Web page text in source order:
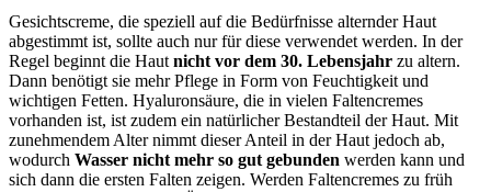
Gesichtscreme, die speziell auf die Bedürfnisse alternder Haut
abgestimmt ist, sollte auch nur für diese verwendet werden. In der
Regel beginnt die Haut nicht vor dem 30. Lebensjahr zu altern.
Dann benötigt sie mehr Pflege in Form von Feuchtigkeit und
wichtigen Fetten. Hyaluronsäure, die in vielen Faltencremes
vorhanden ist, ist zudem ein natürlicher Bestandteil der Haut. Mit
zunehmendem Alter nimmt dieser Anteil in der Haut jedoch ab,
wodurch Wasser nicht mehr so gut gebunden werden kann und
sich dann die ersten Falten zeigen. Werden Faltencremes zu früh